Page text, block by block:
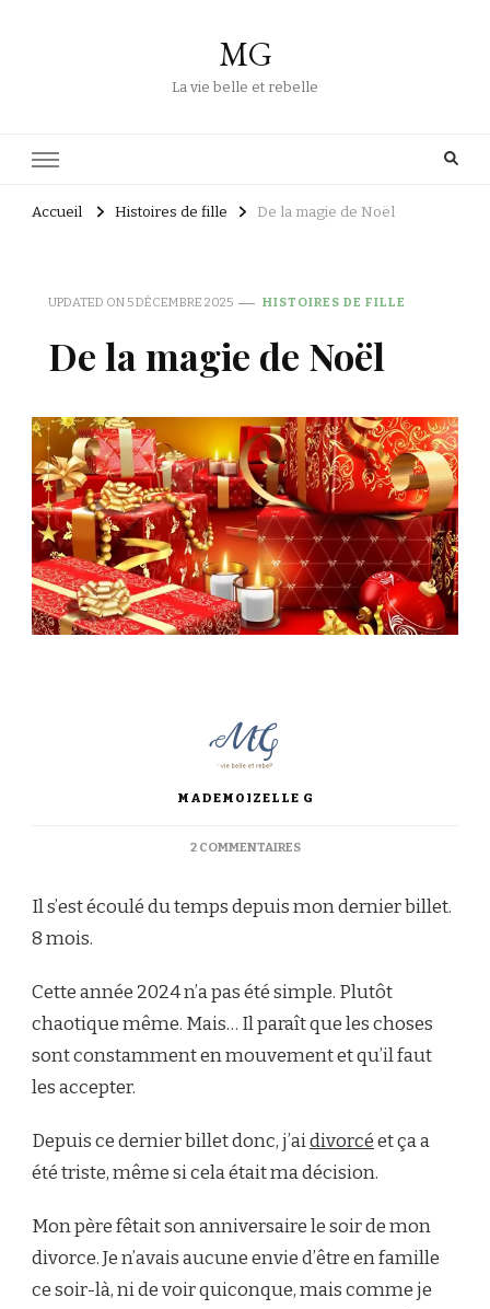
MG
La vie belle et rebelle
Accueil Histoires de fille De la magie de Noël
UPDATED ON5 DÉCEMBRE 2025 HISTOIRES DE FILLE
De la magie de Noël
MADEMOIZELLE G
2 COMMENTAIRESSUR
MAGIE
Il s’est écoulé du temps depuis mon dernier billet.
8 mois.
Cette année 2024 n’a pas été simple. Plutôt
chaotique même. Mais… Il paraît que les choses
sont constamment en mouvement et qu’il faut
les accepter.
Depuis ce dernier billet donc, j’aidivorcéet ça a
été triste, même si cela était ma décision.
Mon père fêtait son anniversaire le soir de mon
divorce. Je n’avais aucune envie d’être en famille
ce soir-là, ni de voir quiconque, mais comme je